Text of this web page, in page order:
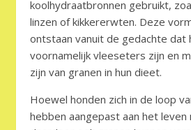
koolhydraatbronnen gebruikt,
linzen of kikkererwten. Deze
ontstaan vanuit de gedachte dat
voornamelijk vleeseters zijn en
zijn van granen in hun dieet.
Hoewel honden zich in de loop
hebben aangepast aan het leven